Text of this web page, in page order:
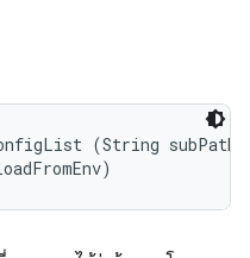
(String